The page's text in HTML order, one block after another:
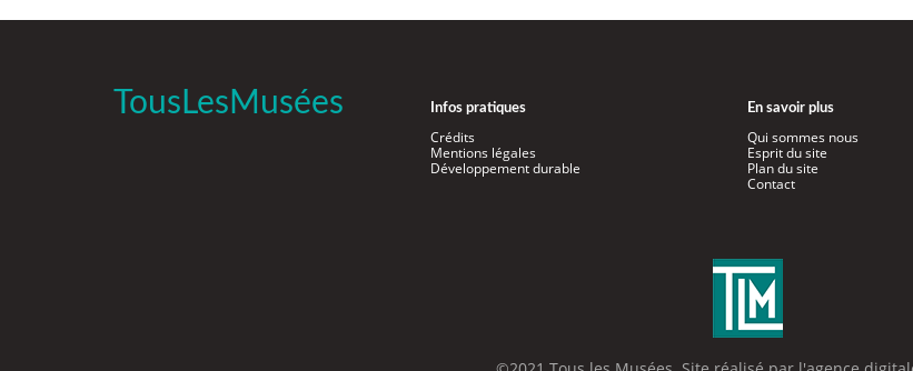
TousLesMusées Infos pratiques
Crédits
Mentions légales
Développement durable
En savoir plus
Qui sommes nous
Esprit du site
Plan du site
Contact